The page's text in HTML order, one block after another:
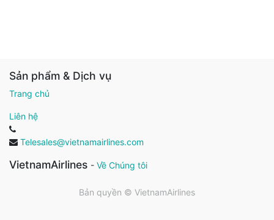
Sản phẩm & Dịch vụ
Trang chủ
Liên hệ
Telesales@vietnamairlines.com
VietnamAirlines - Về Chúng tôi
Bản quyền © VietnamAirlines